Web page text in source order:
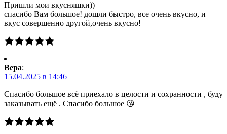
Пришли мои вкусняшки))
спасибо Вам большое! дошли быстро, все очень вкусно, и
вкус совершенно другой,очень вкусно!
Вера:
15.04.2025 в 14:46
Спасибо большое всё приехало в целости и сохранности , буду
заказывать ещё . Спасибо большое 😘